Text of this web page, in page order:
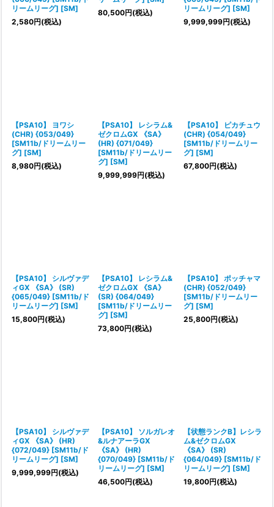
リームリーグ] [SM]
2,580円(税込)
80,500円(税込)
リームリーグ] [SM]
9,999,999円(税込)
【PSA10】 ヨワシ
(CHR) {053/049}
[SM11b/ドリームリー
グ] [SM]
8,980円(税込)
【PSA10】 レシラム&
ゼクロムGX 《SA》
(HR) {071/049}
[SM11b/ドリームリー
グ] [SM]
9,999,999円(税込)
【PSA10】 ピカチュウ
(CHR) {054/049}
[SM11b/ドリームリー
グ] [SM]
67,800円(税込)
【PSA10】 シルヴァデ
ィGX 《SA》 (SR)
{065/049} [SM11b/ド
リームリーグ] [SM]
15,800円(税込)
【PSA10】 レシラム&
ゼクロムGX 《SA》
(SR) {064/049}
[SM11b/ドリームリー
グ] [SM]
73,800円(税込)
【PSA10】 ポッチャマ
(CHR) {052/049}
[SM11b/ドリームリー
グ] [SM]
25,800円(税込)
【PSA10】 シルヴァデ
ィGX 《SA》 (HR)
{072/049} [SM11b/ド
リームリーグ] [SM]
9,999,999円(税込)
【PSA10】 ソルガレオ
&ルナアーラGX
《SA》 (HR)
{070/049} [SM11b/ド
リームリーグ] [SM]
46,500円(税込)
【状態ランクB】レシラ
ム&ゼクロムGX
《SA》 (SR)
{064/049} [SM11b/ド
リームリーグ] [SM]
19,800円(税込)